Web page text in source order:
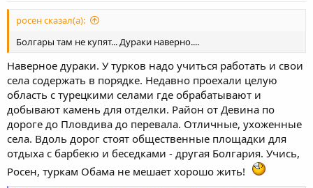
росен сказал(а):
Болгары там не купят... Дураки наверно....
Наверное дураки. У турков надо учиться работать и свои
села содержать в порядке. Недавно проехали целую
область с турецкими селами где обрабатывают и
добывают камень для отделки. Район от Девина по
дороге до Пловдива до перевала. Отличные, ухоженные
села. Вдоль дорог стоят общественные площадки для
отдыха с барбекю и беседками - другая Болгария. Учись,
Росен, туркам Обама не мешает хорошо жить!